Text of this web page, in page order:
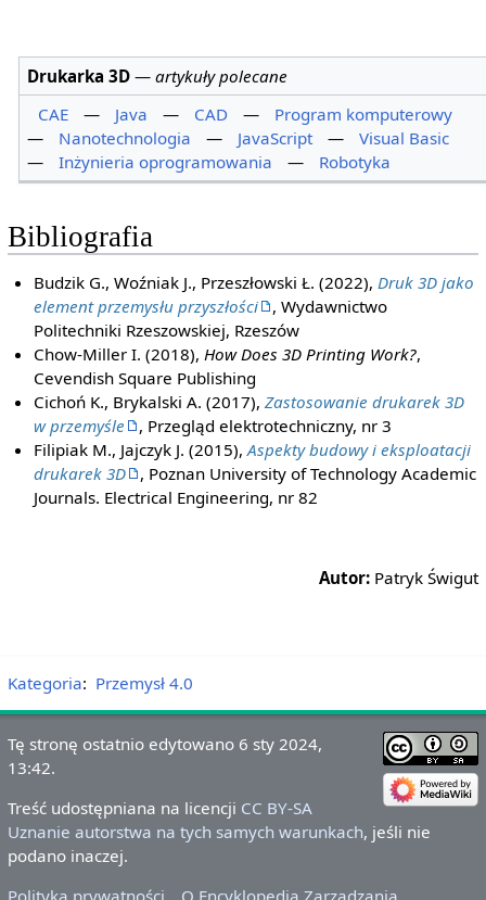
Drukarka 3D —artykuły polecane
CAE
— Java — CAD —
Program komputerowy
—
Nanotechnologia — JavaScript —
Visual Basic
—
Inżynieria oprogramowania — Robotyka
Bibliografia
Budzik G., Woźniak J., Przeszłowski Ł. (2022), Druk 3D jako
element przemysłu przyszłości
, Wydawnictwo
Politechniki Rzeszowskiej, Rzeszów
Chow-Miller I. (2018), How Does 3D Printing Work?,
Cevendish Square Publishing
Cichoń K., Brykalski A. (2017),Zastosowanie drukarek 3D
w przemyśle
, Przegląd elektrotechniczny, nr 3
Filipiak M., Jajczyk J. (2015),Aspekty budowy i eksploatacji
drukarek 3D
, Poznan University of Technology Academic
Journals. Electrical Engineering, nr 82
Autor: Patryk Świgut
Kategoria: Przemysł 4.0
Tę stronę ostatnio edytowano 6 sty 2024,
13:42.
Treść udostępniana na licencji CC BY-SA
Uznanie autorstwa na tych samych warunkach, jeśli nie
podano inaczej.